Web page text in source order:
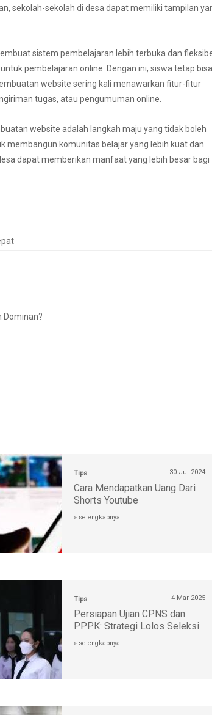
sekolah-sekolah di desa dapat memiliki tampilan
sistem pembelajaran lebih terbuka dan
pembelajaran online. Dengan ini, siswa tetap bisa
website sering kali menawarkan fitur-fitur
tugas, atau pengumuman online.
website adalah langkah maju yang tidak boleh
membangun komunitas belajar yang lebih kuat dan
dapat memberikan manfaat yang lebih besar bagi
Dominan?
Tips 30 Jul 2024
Cara Mendapatkan Uang Dari
Shorts Youtube
» selengkapnya
Tips 4 Mar 2025
Persiapan Ujian CPNS dan
PPPK: Strategi Lolos Seleksi
» selengkapnya